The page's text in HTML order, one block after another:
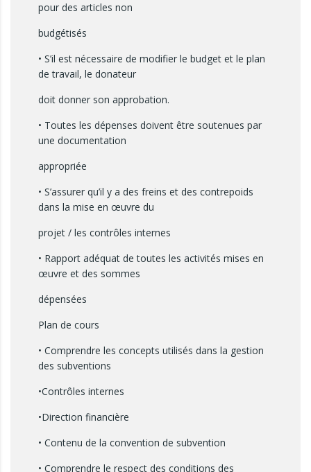
pour des articles non
budgétisés
• S’il est nécessaire de modifier le budget et le plan
de travail, le donateur
doit donner son approbation.
• Toutes les dépenses doivent être soutenues par
une documentation
appropriée
• S’assurer qu’il y a des freins et des contrepoids
dans la mise en œuvre du
projet / les contrôles internes
• Rapport adéquat de toutes les activités mises en
œuvre et des sommes
dépensées
Plan de cours
• Comprendre les concepts utilisés dans la gestion
des subventions
•Contrôles internes
•Direction financière
• Contenu de la convention de subvention
• Comprendre le respect des conditions des